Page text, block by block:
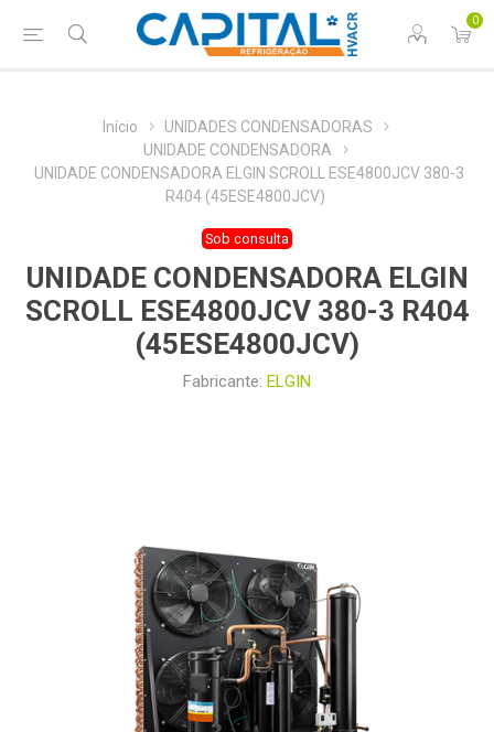
0
Início
UNIDADES CONDENSADORAS
UNIDADE CONDENSADORA
UNIDADE CONDENSADORA ELGIN SCROLL ESE4800JCV 380-3
R404 (45ESE4800JCV)
Sob consulta
UNIDADE CONDENSADORA ELGIN
SCROLL ESE4800JCV 380-3 R404
(45ESE4800JCV)
Fabricante: ELGIN